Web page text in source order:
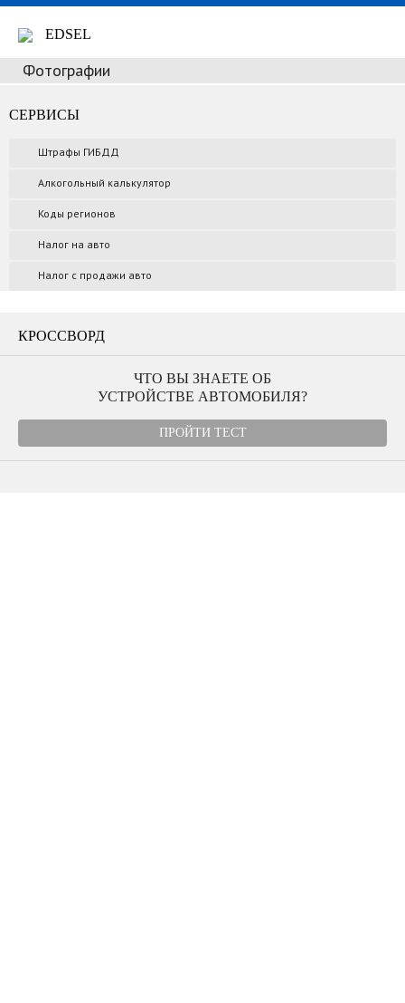
EDSEL
Фотографии
СЕРВИСЫ
Штрафы ГИБДД
Алкогольный калькулятор
Коды регионов
Налог на авто
Налог с продажи авто
КРОССВОРД
ЧТО ВЫ ЗНАЕТЕ ОБ
УСТРОЙСТВЕ АВТОМОБИЛЯ?
ПРОЙТИ ТЕСТ